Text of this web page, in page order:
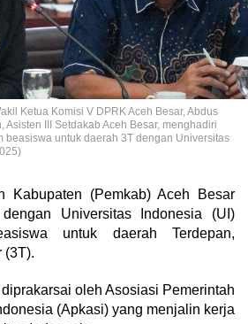
Ketua Komisi V DPRK Aceh Besar, Abdus
Asisten III Setdakab Aceh Besar, menghadiri
beasiswa untuk daerah 3T dengan Universitas
Kabupaten (Pemkab) Aceh Besar
Universitas Indonesia (UI)
untuk daerah Terdepan,
(3T).
oleh Asosiasi Pemerintah
(Apkasi) yang menjalin kerja